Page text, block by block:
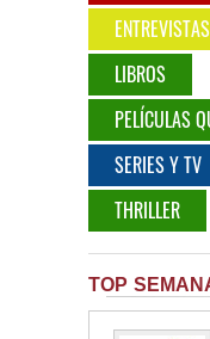
ENTREVISTAS
LIBROS
PELÍCULAS
SERIES Y TV
THRILLER
TOP